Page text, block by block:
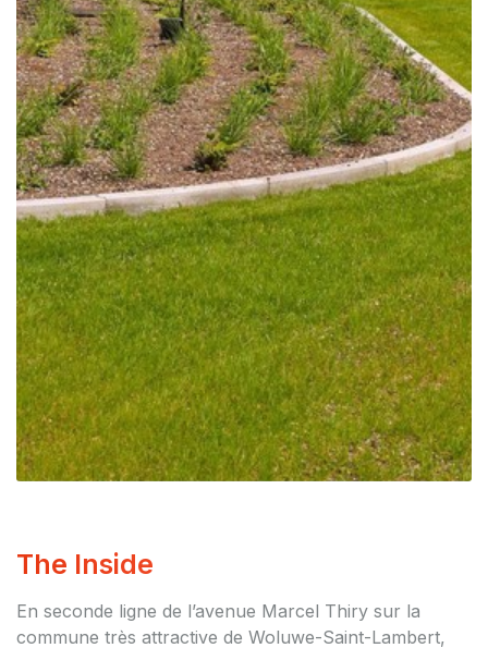
The Inside
En seconde ligne de l’avenue Marcel Thiry sur la
commune très attractive de Woluwe-Saint-Lambert,